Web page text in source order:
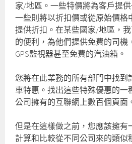
家/地區。一些特價將為客戶提
一些則將以折扣價或從原始價格
提供折扣。在某些國家/地區，
的便利，為他們提供免費的司機
GPS監視器甚至免費的汽油箱。
您將在此業務的所有部門中找到
車特惠。找出這些特殊優惠的一
公司擁有的互聯網上數百個頁面
但是在這樣做之前，您應該擁有
計算和比較從不同公司來的類似